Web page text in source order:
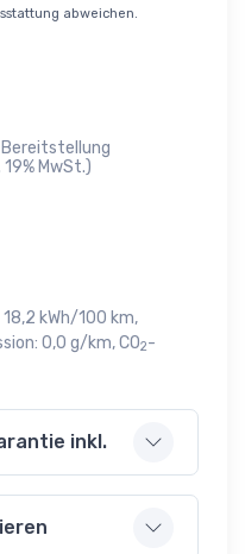
abweichen.
MwSt.)
kWh/100 km,
0,0 g/km, CO2-
inkl.